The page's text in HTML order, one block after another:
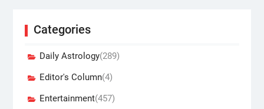
Categories
Daily Astrology(289)
Editor's Column(4)
Entertainment(457)